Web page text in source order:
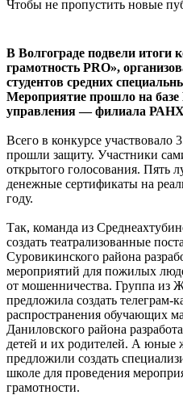
Чтобы не пропустить новые
В Волгограде подвели итоги
грамотность PRO»,
студентов средних
Мероприятие прошло на базе
управления — филиала
Всего в конкурсе участвовало
прошли защиту. Участники
открытого голосования. Пять
денежные сертификаты на
году.
Так, команда из
создать театрализованные
Суровикинского района
мероприятий для пожилых
от мошенничества. Группа из
предложила создать тeлеграм-
распространения обучающих
Даниловского района
детей и их родителей. А юные
предложили создать
школе для проведения
грамотности.